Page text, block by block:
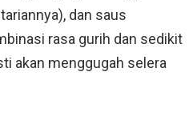
dan saus
rasa gurih dan sedikit
akan menggugah selera